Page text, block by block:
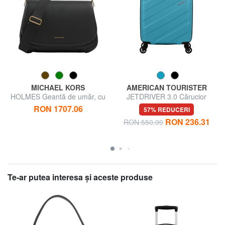
MICHAEL KORS
HOLMES Geantă de umăr, cu
curea de umăr
RON 1707.06
AMERICAN TOURISTER
JETDRIVER 3.0 Cărucior
pentru bagaje de mână
57% REDUCERI
RON 550.99 RON 236.31
Te-ar putea interesa şi aceste produse